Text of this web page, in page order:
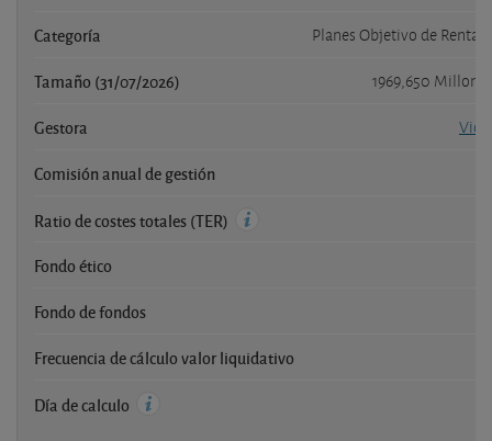
Categoría Planes Objetivo de
Tamaño (31/07/2026) 1969,650
Gestora
Comisión anual de gestión
Ratio de costes totales (TER)
Fondo ético
Fondo de fondos
Frecuencia de cálculo valor liquidativo
Día de calculo